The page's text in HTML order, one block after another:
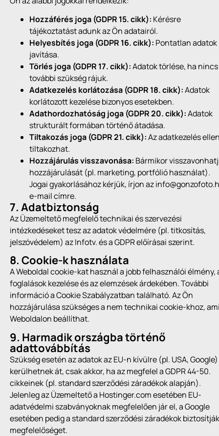
Hozzáférés joga (GDPR 15. cikk): Kérésre
tájékoztatást adunk az Ön adatairól.
Helyesbítés joga (GDPR 16. cikk): Pontatlan adatok
javítása.
Törlés joga (GDPR 17. cikk):Adatok törlése, ha nincs
további szükség rájuk.
Adatkezelés korlátozása (GDPR 18. cikk):Adatok
korlátozott kezelése bizonyos esetekben.
Adathordozhatóság joga (GDPR 20. cikk):Adatok
strukturált formában történő átadása.
Tiltakozás joga (GDPR 21. cikk):Az adatkezelés
tiltakozhat.
Hozzájárulás visszavonása: Bármikor
hozzájárulását (pl. marketing, portfólió használat).
Jogai gyakorlásához kérjük, írjon az
e-mail címre.
7. Adatbiztonság
Az Üzemeltető megfelelő technikai és szervezési
intézkedéseket tesz az adatok védelmére (pl. titkosítás,
jelszóvédelem) az Infotv. és a GDPR előírásai szerint.
8. Cookie-k használata
A Weboldal cookie-kat használ a jobb felhasználói élmény,
foglalások kezelése és az elemzések árdekében. További
információ a Cookie Szabályzatban található. Az Ön
hozzájárulása szükséges a nem technikai cookie-khoz,
Weboldalon beállíthat.
9. Harmadik országba történő
adattovábbítás
Szükség esetén az adatok az EU-n kívülre (pl. USA, Google)
kerülhetnek át, csak akkor, ha az megfelel a GDPR 44-50.
cikkeinek (pl. standard szerződési záradékok alapján).
Jelenleg az Üzemeltető a Hostinger.com esetében EU-
adatvédelmi szabványoknak megfelelően jár el, a Google
esetében pedig a standard szerződési záradékok
megfelelőséget.